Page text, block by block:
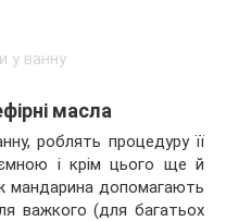
масла
роблять процедуру її
і крім цього ще й
мандарина допомагають
важкого (для багатьох